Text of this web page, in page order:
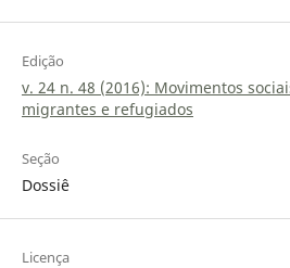
Edição
v. 24 n. 48 (2016): Movimentos
migrantes e refugiados
Seção
Dossiê
Licença